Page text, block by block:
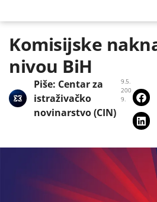
Komisijske
nivou BiH
9.5.
200
9.
Piše: Centar za
istraživačko
novinarstvo (CIN)